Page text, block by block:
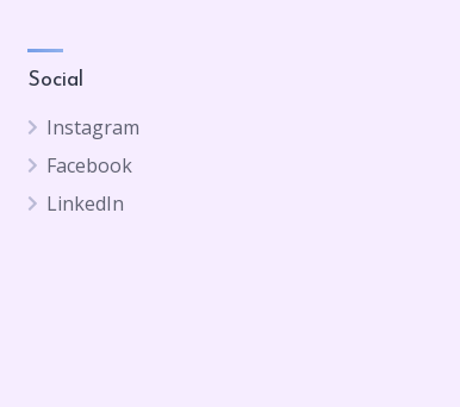
Social
Instagram
Facebook
LinkedIn